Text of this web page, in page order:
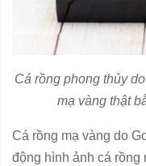
Cá rồng phong thủy
mạ vàng thật
Cá rồng mạ vàng do
động hình ảnh cá